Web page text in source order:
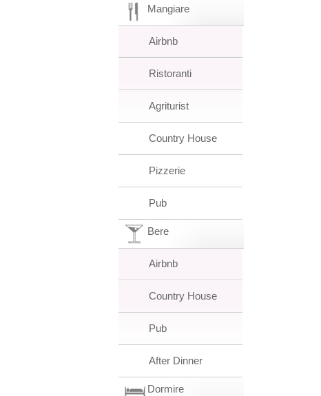
Mangiare
Airbnb
Ristoranti
Agriturist
Country House
Pizzerie
Pub
Bere
Airbnb
Country House
Pub
After Dinner
Dormire